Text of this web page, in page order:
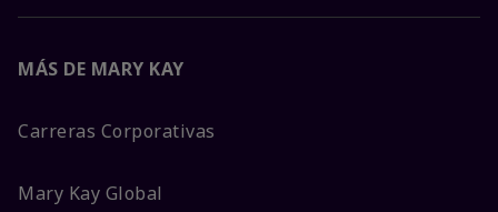
MÁS DE MARY KAY
Carreras Corporativas
Mary Kay Global